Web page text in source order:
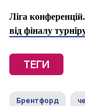
Ліга
від фіналу
ТЕГИ
Брентфорд